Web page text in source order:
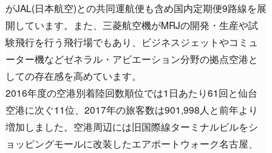
がJAL(日本航空)との共同運航便も含め国内定期便9路線を展
開しています。また、三菱航空機がMRJの開発・生産や試
験飛行を行う飛行場でもあり、ビジネスジェットやコミュ
ーター機などゼネラル・アビエーション分野の拠点空港と
しての存在感を高めています。
2016年度の空港別着陸回数順位では1日あたり61回と仙台
空港に次ぐ11位、2017年の旅客数は901,998人と前年より
増加しました。空港周辺には旧国際線ターミナルビルをシ
ョッピングモールに改装したエアポートウォーク名古屋、